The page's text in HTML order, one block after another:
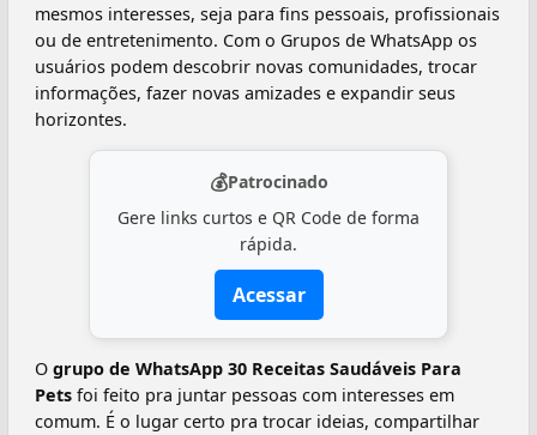
mesmos interesses, seja para fins pessoais, profissionais
ou de entretenimento. Com o Grupos de WhatsApp os
usuários podem descobrir novas comunidades, trocar
informações, fazer novas amizades e expandir seus
horizontes.
💰Patrocinado
Gere links curtos e QR Code de forma
rápida.
Acessar
O grupo de WhatsApp 30 Receitas Saudáveis Para
Pets foi feito pra juntar pessoas com interesses em
comum. É o lugar certo pra trocar ideias, compartilhar